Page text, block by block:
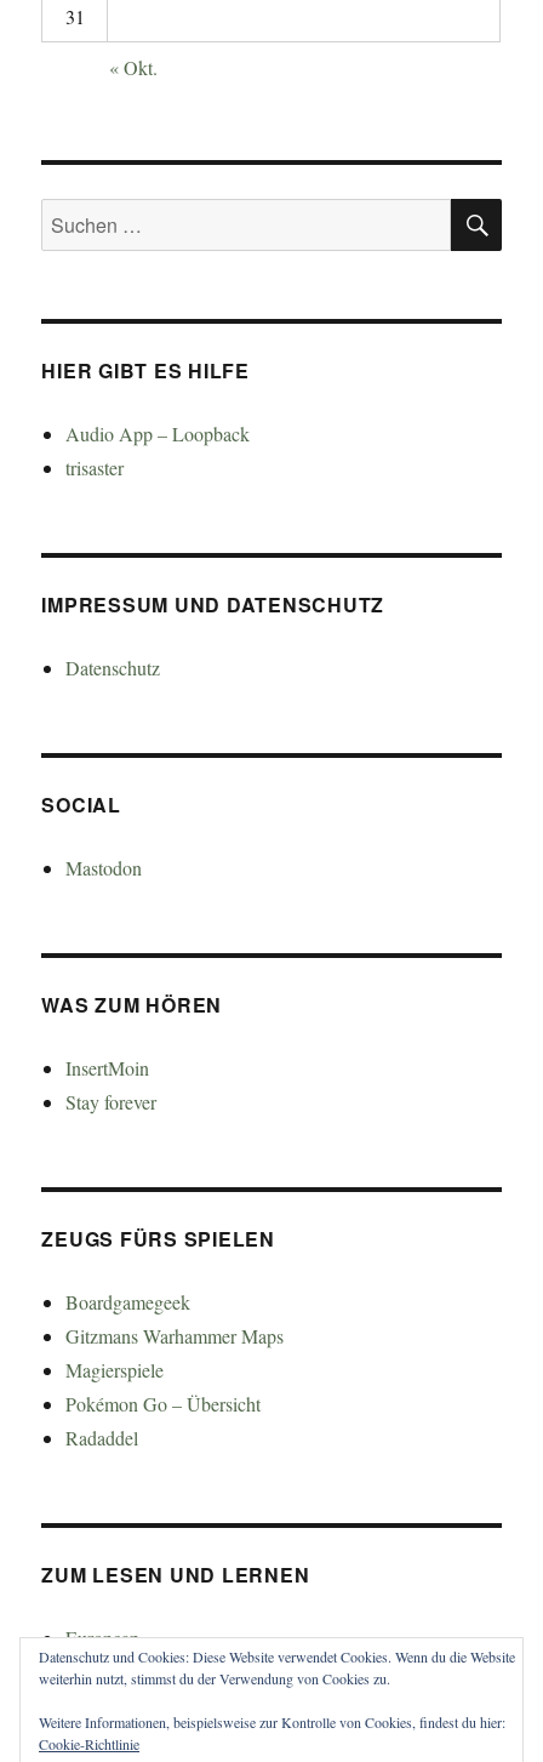
31
« Okt.
Suchen
nach:
HIER GIBT ES HILFE
Audio App – Loopback
trisaster
IMPRESSUM UND DATENSCHUTZ
Datenschutz
SOCIAL
Mastodon
WAS ZUM HÖREN
InsertMoin
Stay forever
ZEUGS FÜRS SPIELEN
Boardgamegeek
Gitzmans Warhammer Maps
Magierspiele
Pokémon Go – Übersicht
Radaddel
ZUM LESEN UND LERNEN
Euroncap
Tong
Datenschutz und Cookies: Diese Website verwendet Cookies. Wenn du die Website
weiterhin nutzt, stimmst du der Verwendung von Cookies zu.
Weitere Informationen, beispielsweise zur Kontrolle von Cookies, findest du hier:
Cookie-Richtlinie